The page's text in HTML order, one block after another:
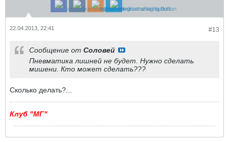
#13
22.04.2013, 22:41
Сообщение от Соловей
Пневматика лишней не будет. Нужно сделать
мишени. Кто может сделать???
Сколько делать?...
Клуб "МГ"